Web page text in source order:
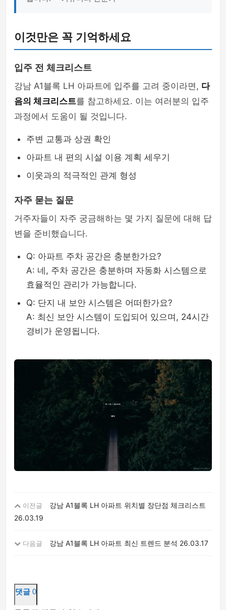
이것만은 꼭 기억하세요
입주 전 체크리스트
강남 A1블록 LH 아파트에 입주를 고려 중이라면, 다
음의 체크리스트를 참고하세요. 이는 여러분의 입주
과정에서 도움이 될 것입니다.
주변 교통과 상권 확인
아파트 내 편의 시설 이용 계획 세우기
이웃과의 적극적인 관계 형성
자주 묻는 질문
거주자들이 자주 궁금해하는 몇 가지 질문에 대해 답
변을 준비했습니다.
Q: 아파트 주차 공간은 충분한가요?
A: 네, 주차 공간은 충분하며 자동화 시스템으로
효율적인 관리가 가능합니다.
Q: 단지 내 보안 시스템은 어떠한가요?
A: 최신 보안 시스템이 도입되어 있으며, 24시간
경비가 운영됩니다.
이전글
강남 A1블록 LH 아파트 위치별 장단점 체크리스트
26.03.19
다음글 강남 A1블록 LH 아파트 최신 트렌드 분석 26.03.17
댓글 0